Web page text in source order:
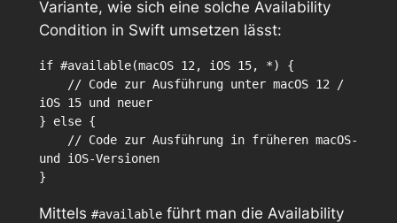
Variante, wie sich eine solche Availability
Condition in Swift umsetzen lässt:
if #available(macOS 12, iOS 15, *) {
iOS 15 und neuer
} else {
und iOS-Versionen
Mittels #availableführt man die Availability